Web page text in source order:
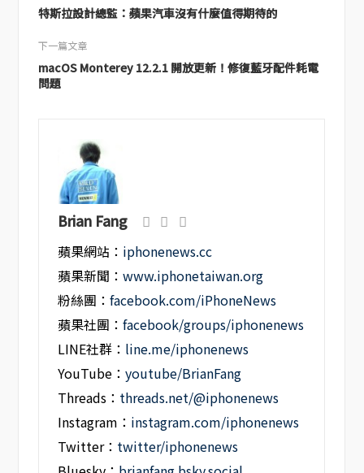
特斯拉設計總監：蘋果汽車沒有什麼值得期待的
下一篇文章
macOS Monterey 12.2.1 開放更新！修復藍牙配件耗電
問題
Brian Fang
蘋果網站： iphonenews.cc
蘋果新聞：www.iphonetaiwan.org
粉絲團：facebook.com/iPhoneNews
蘋果社團：facebook/groups/iphonenews
LINE社群： line.me/iphonenews
YouTube：youtube/BrianFang
Threads： threads.net/@iphonenews
Instagram： instagram.com/iphonenews
Twitter： twitter/iphonenews